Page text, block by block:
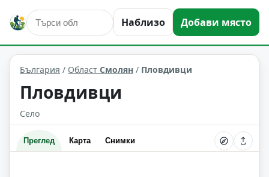
Наблизо Добави място
Пловдивци Област: Смолян
България / Област Смолян / Пловдивци
Пловдивци
Село
Преглед Карта Снимки